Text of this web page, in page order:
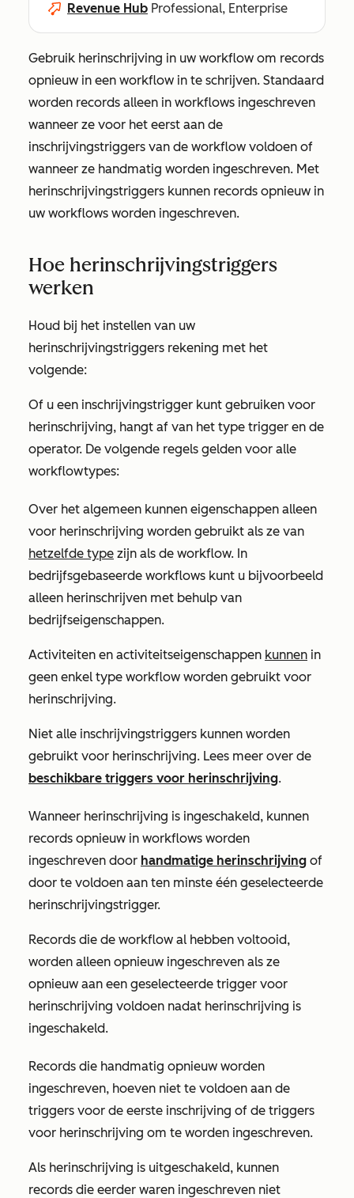
Revenue Hub Professional, Enterprise
Gebruik herinschrijving in uw workflow om records
opnieuw in een workflow in te schrijven. Standaard
worden records alleen in workflows ingeschreven
wanneer ze voor het eerst aan de
inschrijvingstriggers van de workflow voldoen of
wanneer ze handmatig worden ingeschreven. Met
herinschrijvingstriggers kunnen records opnieuw in
uw workflows worden ingeschreven.
Hoe herinschrijvingstriggers
werken
Houd bij het instellen van uw
herinschrijvingstriggers rekening met het
volgende:
Of u een inschrijvingstrigger kunt gebruiken voor
herinschrijving, hangt af van het type trigger en de
operator. De volgende regels gelden voor alle
workflowtypes:
Over het algemeen kunnen eigenschappen alleen
voor herinschrijving worden gebruikt als ze van
hetzelfde type zijn als de workflow. In
bedrijfsgebaseerde workflows kunt u bijvoorbeeld
alleen herinschrijven met behulp van
bedrijfseigenschappen.
Activiteiten en activiteitseigenschappen kunnen in
geen enkel type workflow worden gebruikt voor
herinschrijving.
Niet alle inschrijvingstriggers kunnen worden
gebruikt voor herinschrijving. Lees meer over de
beschikbare triggers voor herinschrijving.
Wanneer herinschrijving is ingeschakeld, kunnen
records opnieuw in workflows worden
ingeschreven door handmatige herinschrijving of
door te voldoen aan ten minste één geselecteerde
herinschrijvingstrigger.
Records die de workflow al hebben voltooid,
worden alleen opnieuw ingeschreven als ze
opnieuw aan een geselecteerde trigger voor
herinschrijving voldoen nadat herinschrijving is
ingeschakeld.
Records die handmatig opnieuw worden
ingeschreven, hoeven niet te voldoen aan de
triggers voor de eerste inschrijving of de triggers
voor herinschrijving om te worden ingeschreven.
Als herinschrijving is uitgeschakeld, kunnen
records die eerder waren ingeschreven niet